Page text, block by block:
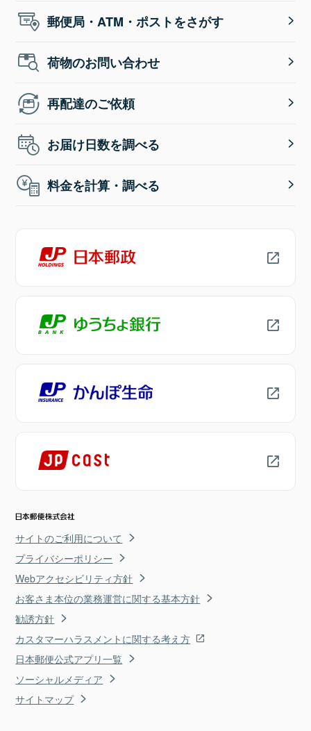
郵便局・ATM・ポストをさがす
荷物のお問い合わせ
再配達のご依頼
お届け日数を調べる
料金を計算・調べる
サイトのご利用について
プライバシーポリシー
Webアクセシビリティ方針
お客さま本位の業務運営に関する基本方針
勧誘方針
カスタマーハラスメントに関する考え方
日本郵便公式アプリ一覧
ソーシャルメディア
サイトマップ